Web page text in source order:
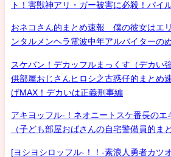
ト！害獣神アリ・ガー被害に必殺！パイ
おネコさん的まとめ速報 僕の彼女はエ
ンタルメンヘラ電波中年アルバイターの
スケバン！デカッフルまっくす（デカい
供部屋おじさんヒロシ之古惑仔的まとめ
げMAX！デカいは正義刑事編
アキヨッフル-！ネオニートスケ番長のエ
（子ども部屋おばさんの自宅警備員的ま
[ヨシヨシロッフル-！！-素浪人勇者カツ